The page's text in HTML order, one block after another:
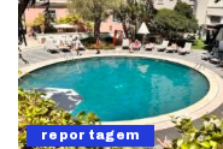
reportagem